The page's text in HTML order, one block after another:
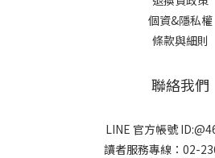
個資&隱私權
條款與細則
聯絡我們
LINE 官方帳號
讀者服務專線：02-